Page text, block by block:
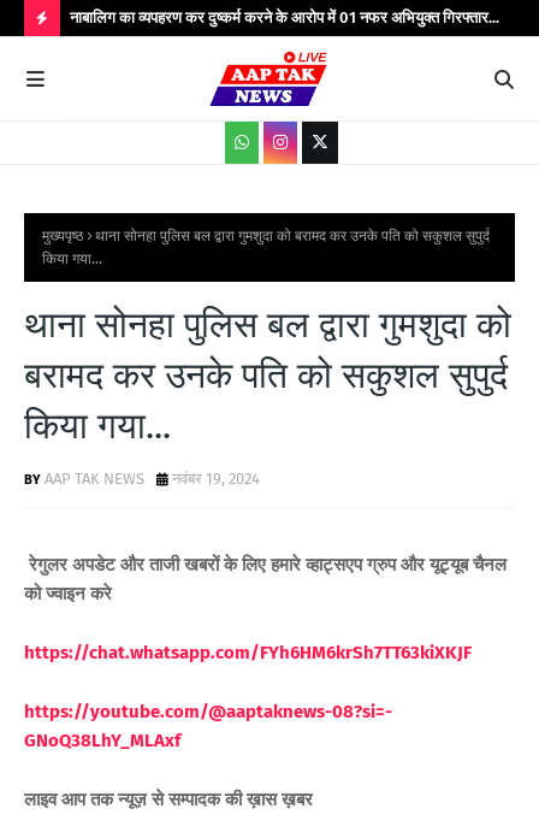
O
S
नाबालिग का व्यपहरण कर दुष्कर्म करने के आरोप में 01 नफर अभियुक्त गिरफ्तार...
मुख्यपृष्ठ
थाना सोनहा पुलिस बल द्वारा गुमशुदा को बरामद कर उनके पति को सकुशल सुपुर्द
किया गया...
थाना सोनहा पुलिस बल द्वारा गुमशुदा को
बरामद कर उनके पति को सकुशल सुपुर्द
किया गया...
AAP TAK NEWS नवंबर 19, 2024
रेगुलर अपडेट और ताजी खबरों के लिए हमारे व्हाट्सएप ग्रुप और यूट्यूब चैनल
को ज्वाइन करे
https://chat.whatsapp.com/FYh6HM6krSh7TT63kiXKJF
https://youtube.com/@aaptaknews-08?si=-
GNoQ38LhY_MLAxf
लाइव आप तक न्यूज़ से सम्पादक की ख़ास ख़बर